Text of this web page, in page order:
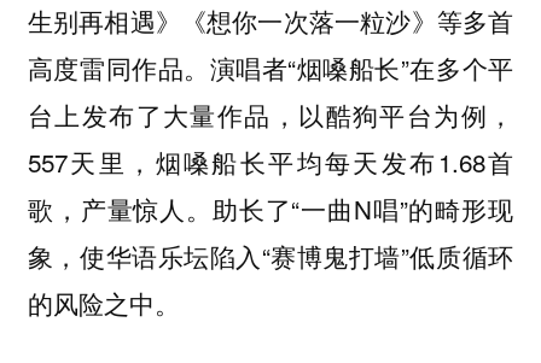
生别再相遇》《想你一次落一粒沙》等多首
高度雷同作品。演唱者“烟嗓船长”在多个平
台上发布了大量作品，以酷狗平台为例，
557天里，烟嗓船长平均每天发布1.68首
歌，产量惊人。助长了“一曲N唱”的畸形现
象，使华语乐坛陷入“赛博鬼打墙”低质循环
的风险之中。